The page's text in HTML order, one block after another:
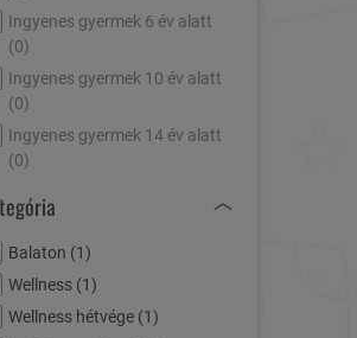
Ingyenes gyermek 6 év alatt
(0)
Ingyenes gyermek 10 év alatt
(0)
Ingyenes gyermek 14 év alatt
(0)
Balaton (1)
Wellness (1)
Wellness hétvége (1)